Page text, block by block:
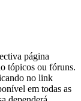
página
tópicos ou fóruns.
no link
em todas as